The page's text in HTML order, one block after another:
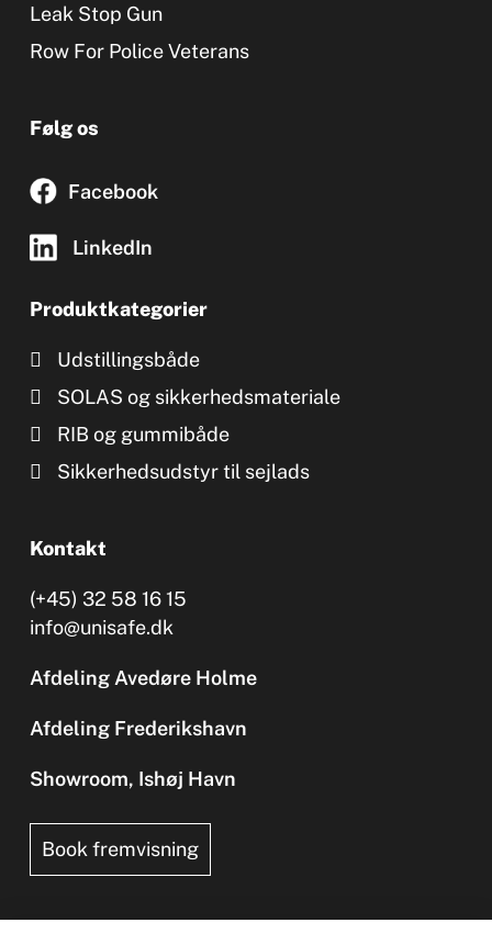
Leak Stop Gun
Row For Police Veterans
Følg os
Facebook
LinkedIn
Produktkategorier
Udstillingsbåde
SOLAS og sikkerhedsmateriale
RIB og gummibåde
Sikkerhedsudstyr til sejlads
Kontakt
(+45) 32 58 16 15
info@unisafe.dk
Afdeling Avedøre Holme
Afdeling Frederikshavn
Showroom, Ishøj Havn
Book fremvisning